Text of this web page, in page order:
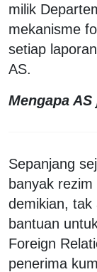
milik
mekanisme
setiap
AS.
Mengapa
Sepanjang
banyak
demikian, tak
bantuan
Foreign
penerima